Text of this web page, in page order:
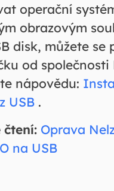
operační
obrazovým
disk, můžete se
od společnosti
nápovědu:
USB.
čtení: Oprava
na USB